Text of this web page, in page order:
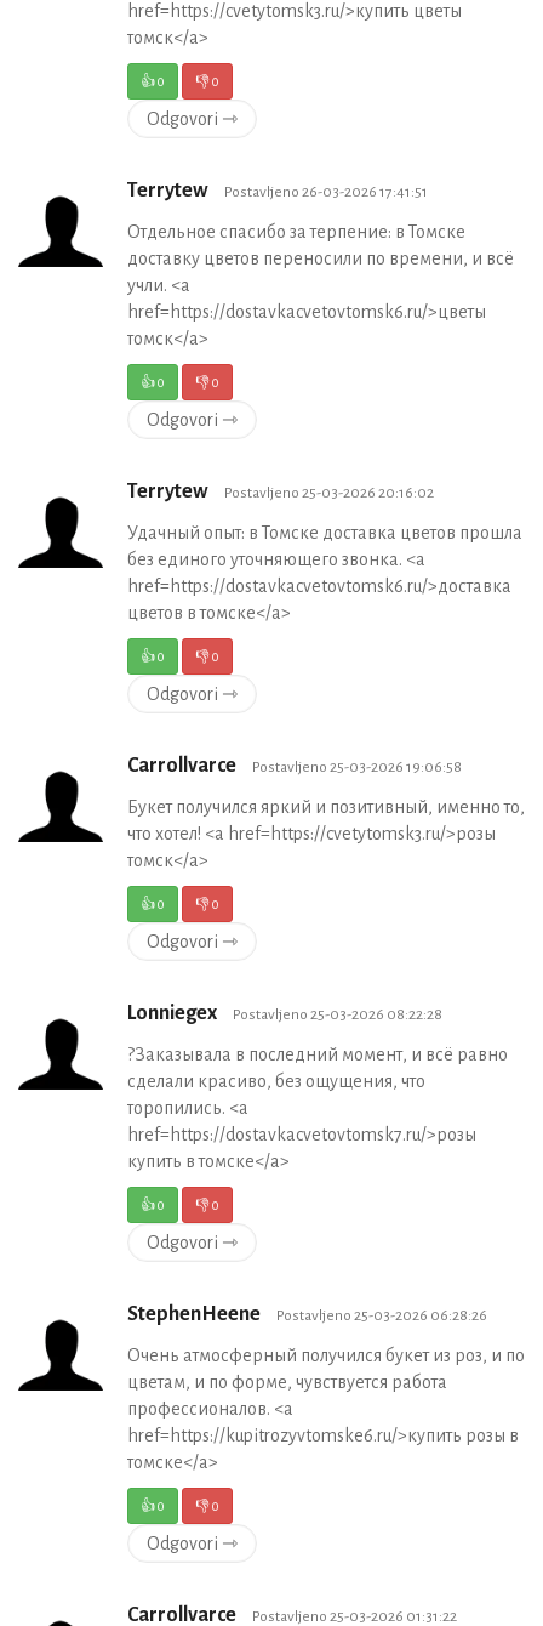
href=https://cvetytomsk3.ru/>купить цветы
томск</a>
👍0 👎0
Odgovori ⇾
Terrytew Postavljeno 26-03-2026 17:41:51
Отдельное спасибо за терпение: в Томске
доставку цветов переносили по времени, и всё
учли. <a
href=https://dostavkacvetovtomsk6.ru/>цветы
томск</a>
👍0 👎0
Odgovori ⇾
Terrytew Postavljeno 25-03-2026 20:16:02
Удачный опыт: в Томске доставка цветов прошла
без единого уточняющего звонка. <a
href=https://dostavkacvetovtomsk6.ru/>доставка
цветов в томске</a>
👍0 👎0
Odgovori ⇾
Carrollvarce Postavljeno 25-03-2026 19:06:58
Букет получился яркий и позитивный, именно то,
что хотел! <a href=https://cvetytomsk3.ru/>розы
томск</a>
👍0 👎0
Odgovori ⇾
Lonniegex Postavljeno 25-03-2026 08:22:28
?Заказывала в последний момент, и всё равно
сделали красиво, без ощущения, что
торопились. <a
href=https://dostavkacvetovtomsk7.ru/>розы
купить в томске</a>
👍0 👎0
Odgovori ⇾
StephenHeene Postavljeno 25-03-2026 06:28:26
Очень атмосферный получился букет из роз, и по
цветам, и по форме, чувствуется работа
профессионалов. <a
href=https://kupitrozyvtomske6.ru/>купить розы в
томске</a>
👍0 👎0
Odgovori ⇾
Carrollvarce Postavljeno 25-03-2026 01:31:22